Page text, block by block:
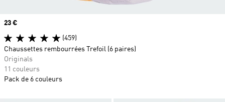
Prix
23 €
(459)
Chaussettes rembourrées Trefoil (6 paires)
Originals
11 couleurs
Pack de 6 couleurs